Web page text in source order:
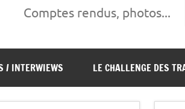
Comptes rendus, photos...
/ INTERWIEWS LE CHALLENGE DES